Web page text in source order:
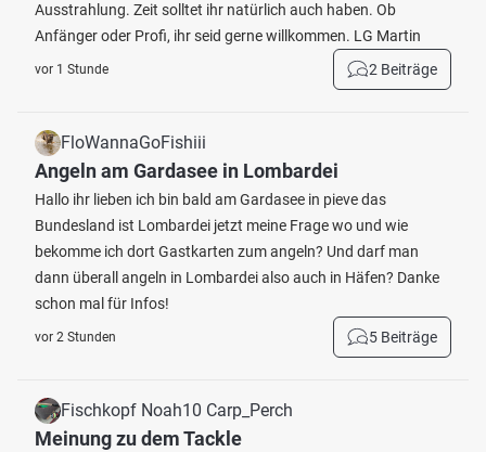
Ausstrahlung. Zeit solltet ihr natürlich auch haben. Ob
Anfänger oder Profi, ihr seid gerne willkommen. LG Martin
vor 1 Stunde 2 Beiträge
FloWannaGoFishiii
Angeln am Gardasee in Lombardei
Hallo ihr lieben ich bin bald am Gardasee in pieve das
Bundesland ist Lombardei jetzt meine Frage wo und wie
bekomme ich dort Gastkarten zum angeln? Und darf man
dann überall angeln in Lombardei also auch in Häfen? Danke
schon mal für Infos!
vor 2 Stunden 5 Beiträge
Fischkopf Noah10 Carp_Perch
Meinung zu dem Tackle